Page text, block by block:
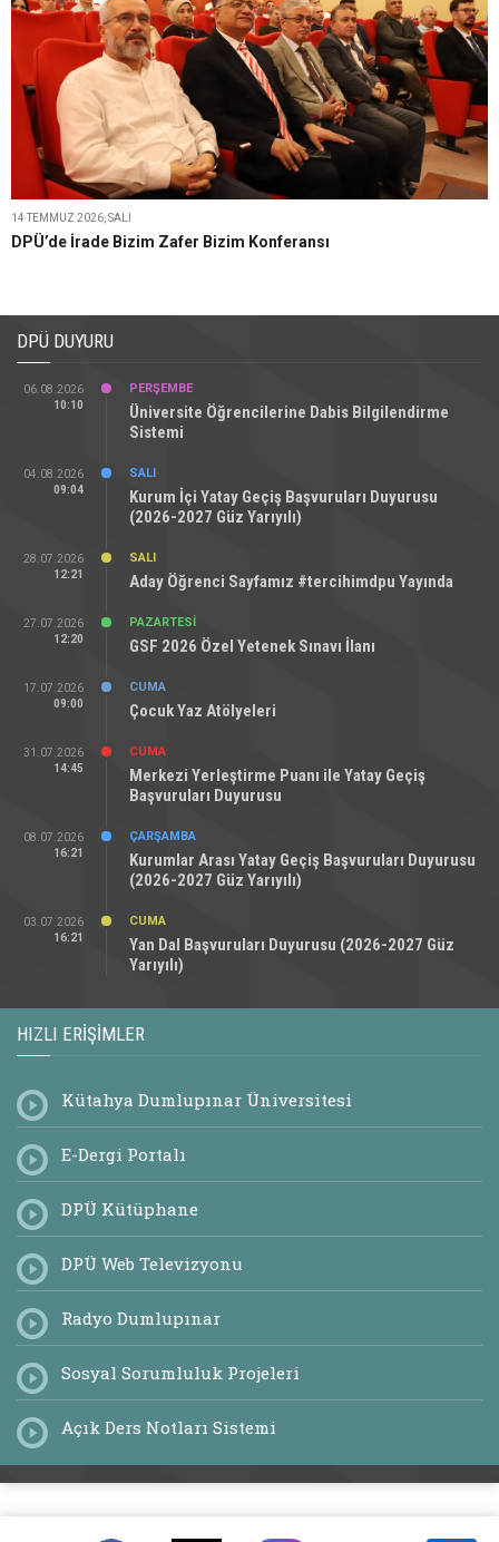
14 TEMMUZ 2026, SALI
DPÜ’de İrade Bizim Zafer Bizim Konferansı
DPÜ DUYURU
06.08.2026
10:10
PERŞEMBE
Üniversite Öğrencilerine Dabis Bilgilendirme
Sistemi
04.08.2026
09:04
SALI
Kurum İçi Yatay Geçiş Başvuruları Duyurusu
(2026-2027 Güz Yarıyılı)
28.07.2026
12:21
SALI
Aday Öğrenci Sayfamız #tercihimdpu Yayında
27.07.2026
12:20
PAZARTESI
GSF 2026 Özel Yetenek Sınavı İlanı
17.07.2026
09:00
CUMA
Çocuk Yaz Atölyeleri
31.07.2026
14:45
CUMA
Merkezi Yerleştirme Puanı ile Yatay Geçiş
Başvuruları Duyurusu
08.07.2026
16:21
ÇARŞAMBA
Kurumlar Arası Yatay Geçiş Başvuruları Duyurusu
(2026-2027 Güz Yarıyılı)
03.07.2026
16:21
CUMA
Yan Dal Başvuruları Duyurusu (2026-2027 Güz
Yarıyılı)
HIZLI ERIŞIMLER
Kütahya Dumlupınar Üniversitesi
E-Dergi Portalı
DPÜ Kütüphane
DPÜ Web Televizyonu
Radyo Dumlupınar
Sosyal Sorumluluk Projeleri
Açık Ders Notları Sistemi